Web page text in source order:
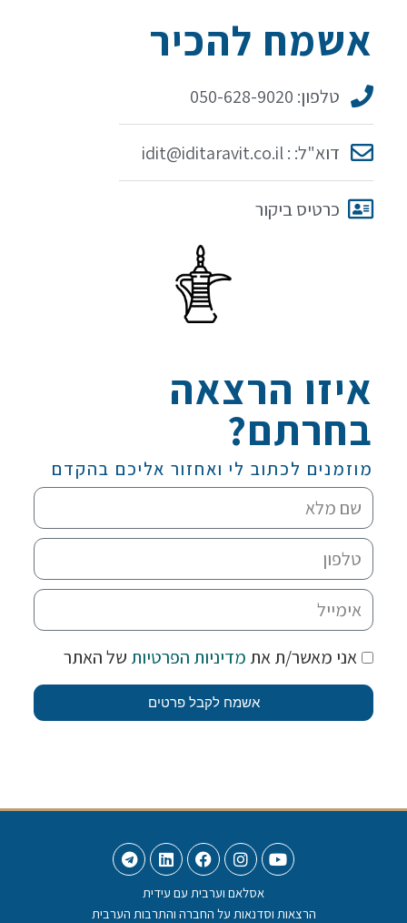
איזו הרצאה
בחרתם?
מוזמנים לכתוב לי ואחזור אליכם בהקדם
אני מאשר/ת את מדיניות הפרטיות של האתר
אשמח לקבל פרטים
אשמח להכיר
טלפון: 050-628-9020
דוא"ל: : idit@iditaravit.co.il
כרטיס ביקור
אסלאם וערבית עם עידית
הרצאות וסדנאות על החברה והתרבות הערבית